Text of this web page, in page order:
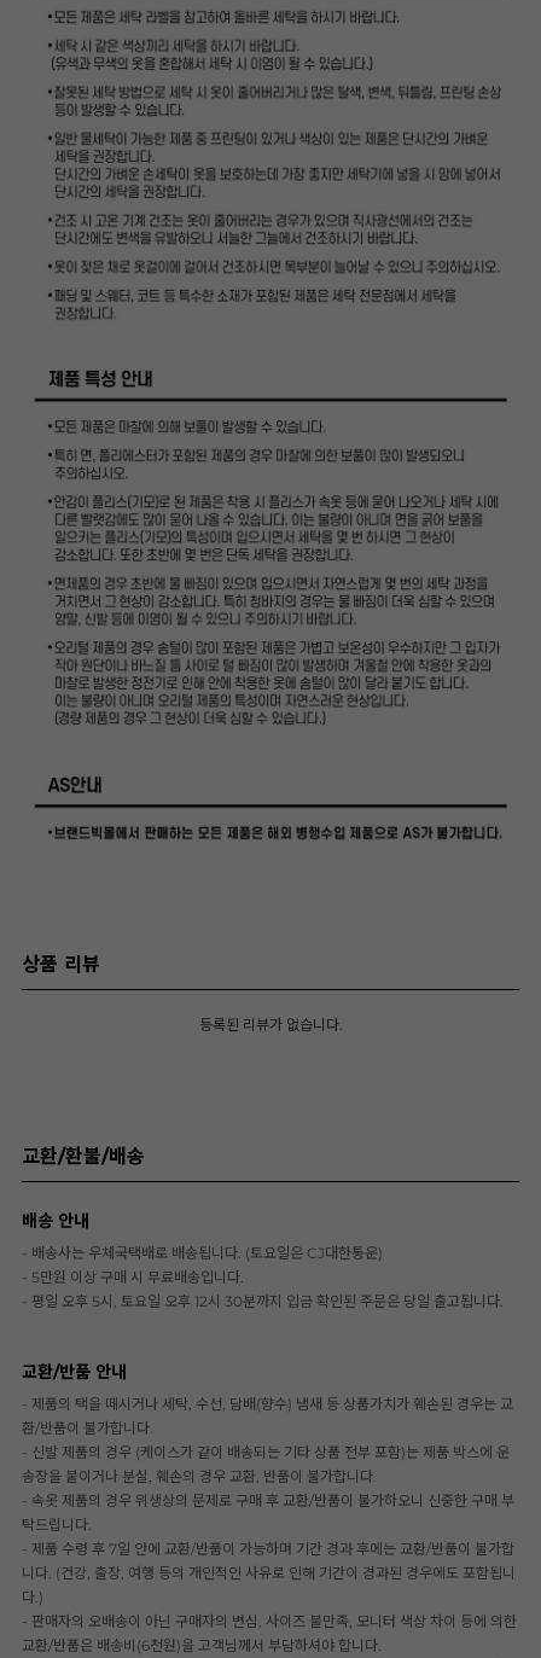
상품 리뷰
등록된 리뷰가 없습니다.
교환/환불/배송
배송 안내
- 배송사는 우체국택배로 배송됩니다. (토요일은 CJ대한통운)
- 5만원 이상 구매 시 무료배송입니다.
- 평일 오후 5시, 토요일 오후 12시 30분까지 입금 확인된 주문은 당일 출고됩니다.
교환/반품 안내
- 제품의 택을 떼시거나 세탁, 수선, 담배(향수) 냄새 등 상품가치가 훼손된 경우는 교
환/반품이 불가합니다.
- 신발 제품의 경우 (케이스가 같이 배송되는 기타 상품 전부 포함)는 제품 박스에 운
송장을 붙이거나 분실, 훼손의 경우 교환, 반품이 불가합니다.
- 속옷 제품의 경우 위생상의 문제로 구매 후 교환/반품이 불가하오니 신중한 구매 부
탁드립니다.
- 제품 수령 후 7일 안에 교환/반품이 가능하며 기간 경과 후에는 교환/반품이 불가합
니다. (건강, 출장, 여행 등의 개인적인 사유로 인해 기간이 경과된 경우에도 포함됩니
다.)
- 판매자의 오배송이 아닌 구매자의 변심, 사이즈 불만족, 모니터 색상 차이 등에 의한
교환/반품은 배송비(6천원)을 고객님께서 부담하셔야 합니다.